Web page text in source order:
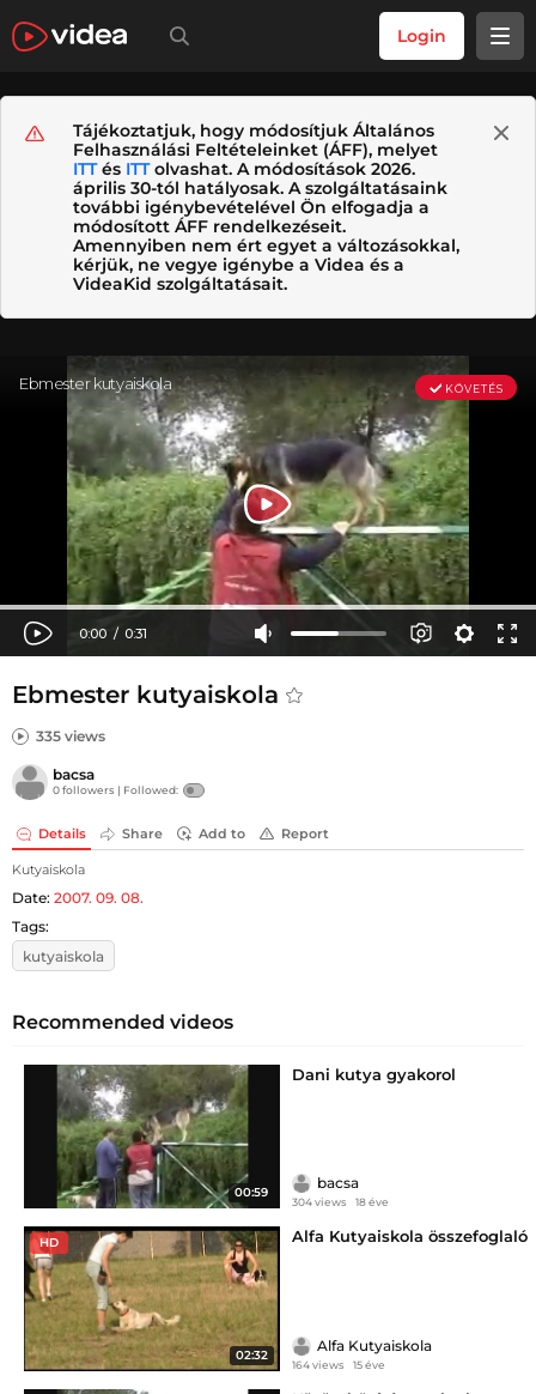
Login
Tájékoztatjuk, hogy módosítjuk Általános
Felhasználási Feltételeinket (ÁFF), melyet
ITTés ITTolvashat. A módosítások 2026.
április 30-tól hatályosak. A szolgáltatásaink
további igénybevételével Ön elfogadja a
módosított ÁFF rendelkezéseit.
Amennyiben nem ért egyet a változásokkal,
kérjük, ne vegye igénybe a Videa és a
VideaKid szolgáltatásait.
Ebmester kutyaiskola
335 views
bacsa
0 followers | Followed:
Details Share Add to Report
Kutyaiskola
Date: 2007. 09. 08.
Tags:
kutyaiskola
Recommended videos
00:59
Dani kutya gyakorol
bacsa
304 views 18 éve
HD
02:32
Alfa Kutyaiskola összefoglaló
Alfa Kutyaiskola
164 views 15 éve